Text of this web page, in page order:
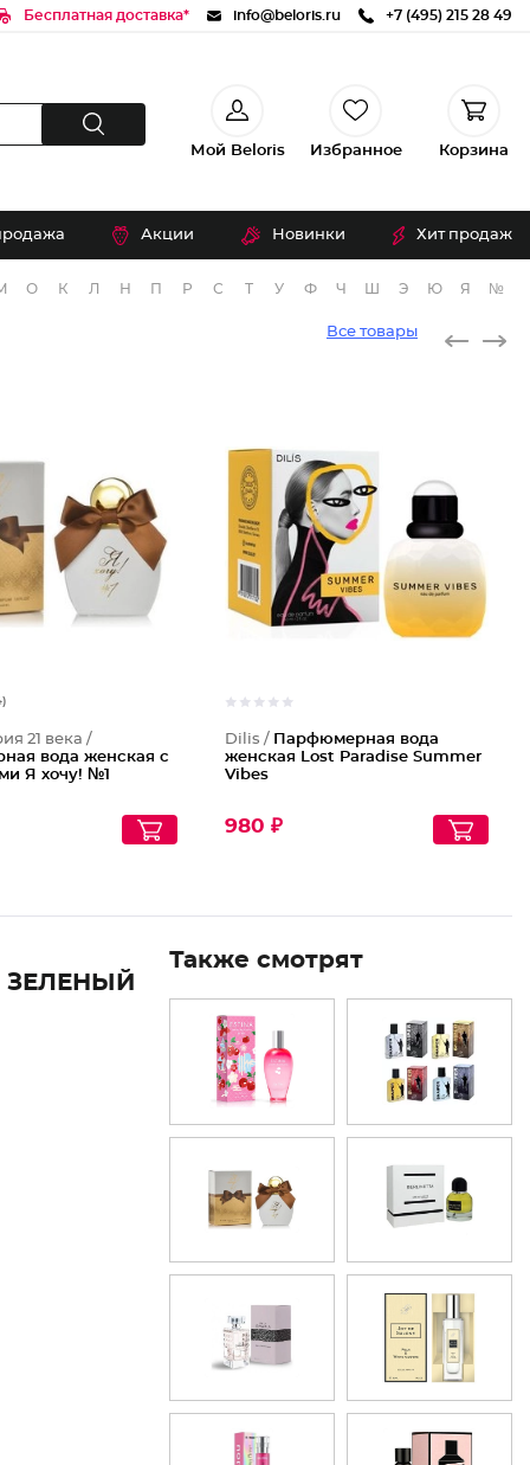
Бесплатная доставка* info@beloris.ru +7 (495) 215 28 49
Мой Beloris Избранное Корзина
Акции Новинки Хит продаж
О К Л Н П Р С Т У Ф Ч Э Ю Я №
Все товары
21 века /
вода женская с
Я хочу! №1
Dilis / Парфюмерная вода
женская Lost Paradise Summer
Vibes
980 ₽
Также смотрят